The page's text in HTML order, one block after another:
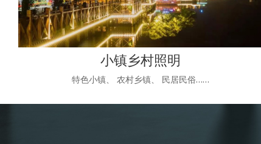
小镇乡村照明
特色小镇、 农村乡镇、 民居民俗……